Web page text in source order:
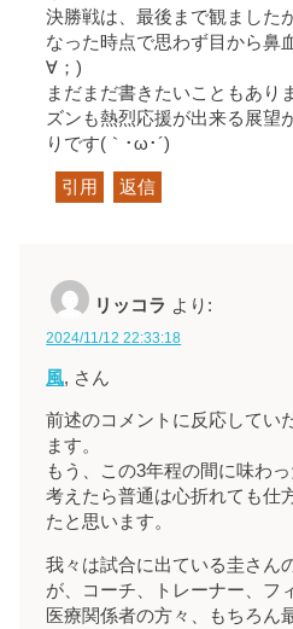
決勝戦は、最後まで観ました
なった時点で思わず目から鼻
∀；)
まだまだ書きたいこともあり
ズンも熱烈応援が出来る展望
りです(｀･ω･´)ゞ
引用 返信
リッコラ より:
2024/11/12 22:33:18
風, さん
前述のコメントに反応してい
ます。
もう、この3年程の間に味わ
考えたら普通は心折れても仕
たと思います。
我々は試合に出ている圭さん
が、コーチ、トレーナー、フ
医療関係者の方々、もちろん